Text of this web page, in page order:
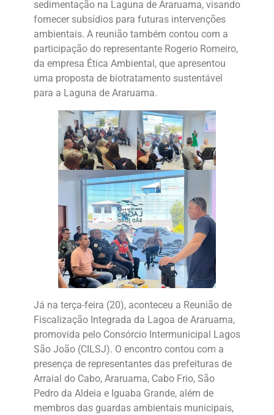
sedimentação na Laguna de Araruama, visando
fornecer subsídios para futuras intervenções
ambientais. A reunião também contou com a
participação do representante Rogerio Romeiro,
da empresa Ética Ambiental, que apresentou
uma proposta de biotratamento sustentável
para a Laguna de Araruama.
Já na terça-feira (20), aconteceu a Reunião de
Fiscalização Integrada da Lagoa de Araruama,
promovida pelo Consórcio Intermunicipal Lagos
São João (CILSJ). O encontro contou com a
presença de representantes das prefeituras de
Arraial do Cabo, Araruama, Cabo Frio, São
Pedro da Aldeia e Iguaba Grande, além de
membros das guardas ambientais municipais,